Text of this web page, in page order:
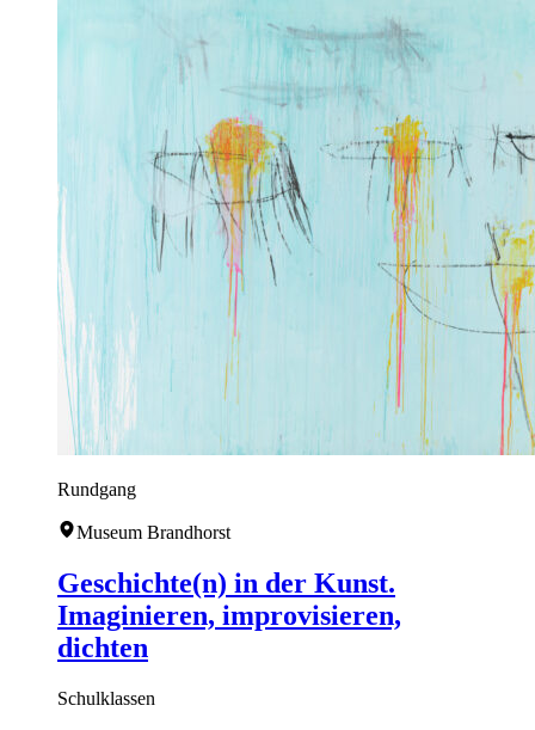
Rundgang
Museum Brandhorst
Geschichte(n) in der Kunst.
Imaginieren, improvisieren,
dichten
Schulklassen